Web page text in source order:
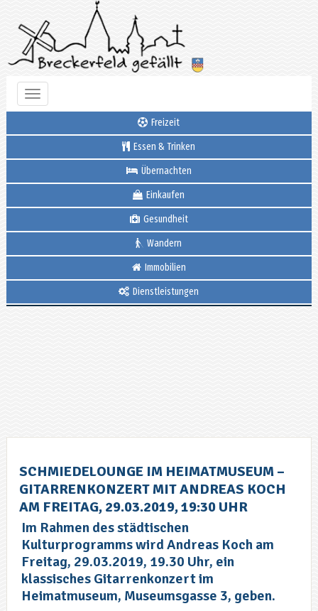
Toggle
navigation
Freizeit
Essen & Trinken
Übernachten
Einkaufen
Gesundheit
Wandern
Immobilien
Dienstleistungen
SCHMIEDELOUNGE IM HEIMATMUSEUM –
GITARRENKONZERT MIT ANDREAS KOCH
AM FREITAG, 29.03.2019, 19:30 UHR
Im Rahmen des städtischen
Kulturprogramms wird Andreas Koch am
Freitag, 29.03.2019, 19.30 Uhr, ein
klassisches Gitarrenkonzert im
Heimatmuseum, Museumsgasse 3, geben.